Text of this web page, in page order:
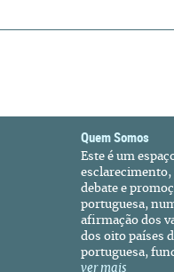
Quem Somos
Este é um
debate e
portuguesa,
afirmação dos
dos oito países
portuguesa,
ver mais